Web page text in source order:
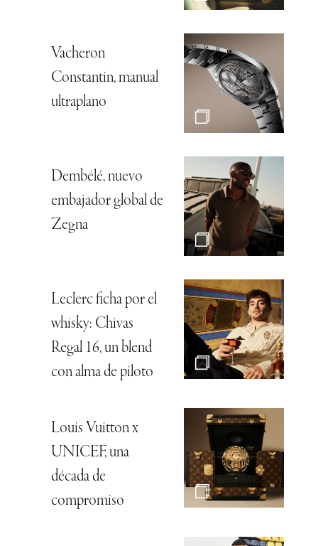
Vacheron
Constantin, manual
ultraplano
Dembélé, nuevo
embajador global de
Zegna
Leclerc ficha por el
whisky: Chivas
Regal 16, un blend
con alma de piloto
Louis Vuitton x
UNICEF, una
década de
compromiso